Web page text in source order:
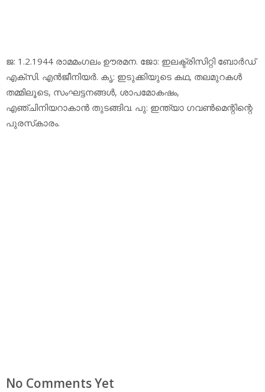
ജ: 1.2.1944 രാമമംഗലം ഊരമന. ജോ: ഇലക്ട്രിസിറ്റി ബോര്‍ഡ്
എക്‌സി. എന്‍ജീനിയര്‍. കൃ: ഇടുക്കിയുടെ കഥ, തലമുറകള്‍
തമ്മിലൂടെ, സംഘട്ടനങ്ങള്‍, ശാപമോകഷം,
എഞ്ചിനിയറാകാന്‍ തുടങ്ങിവ. പു: ഇന്ത്യാ ഗവണ്‍മെന്റിന്റെ
പുരസ്‌കാരം.
No Comments Yet